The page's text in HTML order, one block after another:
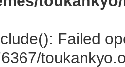
Failed